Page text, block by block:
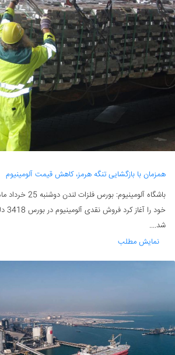
همزمان با بازگشایی تنگه هرمز، کاهش قیمت آلومینیوم
شد....
نمایش مطلب